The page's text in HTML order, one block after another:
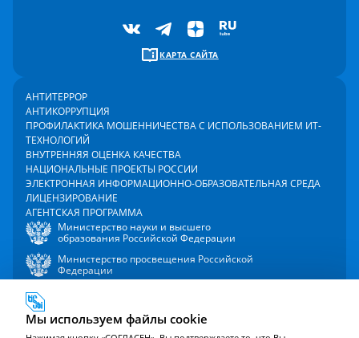
КАРТА САЙТА
АНТИТЕРРОР
АНТИКОРРУПЦИЯ
ПРОФИЛАКТИКА МОШЕННИЧЕСТВА С ИСПОЛЬЗОВАНИЕМ ИТ-
ТЕХНОЛОГИЙ
ВНУТРЕННЯЯ ОЦЕНКА КАЧЕСТВА
НАЦИОНАЛЬНЫЕ ПРОЕКТЫ РОССИИ
ЭЛЕКТРОННАЯ ИНФОРМАЦИОННО-ОБРАЗОВАТЕЛЬНАЯ СРЕДА
ЛИЦЕНЗИРОВАНИЕ
АГЕНТСКАЯ ПРОГРАММА
Министерство науки и высшего
образования Российской Федерации
Министерство просвещения Российской
Федерации
2000 - 2026 © Университет управления «ТИСБИ»
Политика в отношении обработки персональных данных
Мы используем файлы cookie